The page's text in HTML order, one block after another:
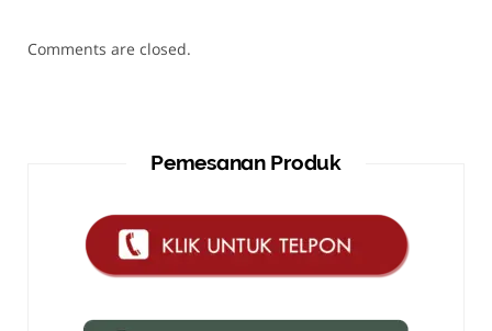
Comments are closed.
Pemesanan Produk